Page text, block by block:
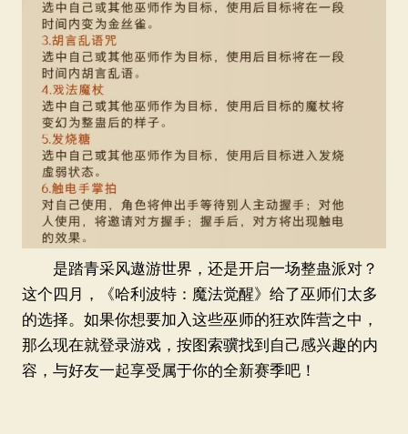
是踏青采风遨游世界，还是开启一场整蛊派对？
这个四月，《哈利波特：魔法觉醒》给了巫师们太多
的选择。如果你想要加入这些巫师的狂欢阵营之中，
那么现在就登录游戏，按图索骥找到自己感兴趣的内
容，与好友一起享受属于你的全新赛季吧！